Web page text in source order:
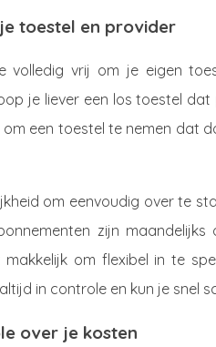
toestel en provider
volledig vrij om je eigen
je liever een los toestel
een toestel te nemen dat
om eenvoudig over te
zijn
om flexibel in te
in controle en kun je snel
over je kosten